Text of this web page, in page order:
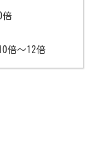
倍
倍～12倍